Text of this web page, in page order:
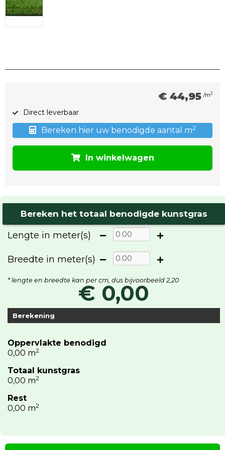
€ 44,95 /m2
Direct leverbaar
Bereken hier uw benodigde aantal m2
In winkelwagen
Bereken het totaal benodigde kunstgras
Lengte in meter(s)
Breedte in meter(s)
* lengte en breedte kan per cm, dus bijvoorbeeld 2,20
€ 0,00
Berekening
Oppervlakte benodigd
0,00 m2
Totaal kunstgras
0,00 m2
Rest
0,00 m2